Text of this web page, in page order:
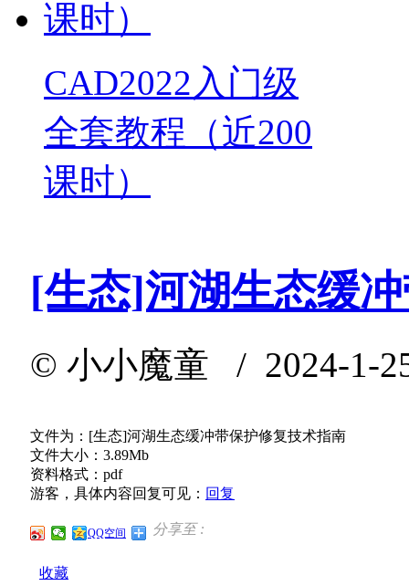
CAD2022入门级
全套教程（近200
课时）
[生态]河湖生态缓
© 小小魔童 / 2024-1-
文件为：[生态]河湖生态缓冲带保护修复技术指南
文件大小：3.89Mb
资料格式：pdf
游客，具体内容回复可见： 回复
分享至 :
QQ空间
收藏